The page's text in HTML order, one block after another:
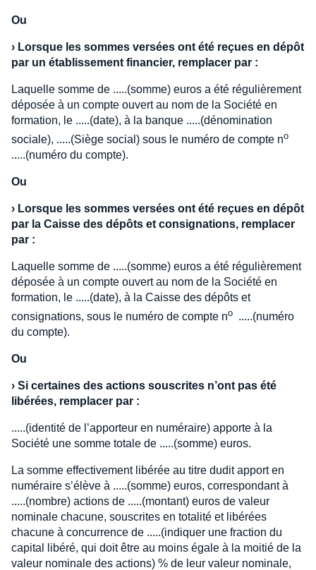
Ou
› Lorsque les sommes versées ont été reçues en dépôt
par un établissement financier, remplacer par :
Laquelle somme de .....(somme) euros a été régulièrement
déposée à un compte ouvert au nom de la Société en
formation, le .....(date), à la banque .....(dénomination
sociale), .....(Siège social) sous le numéro de compte no
.....(numéro du compte).
Ou
› Lorsque les sommes versées ont été reçues en dépôt
par la Caisse des dépôts et consignations, remplacer
par :
Laquelle somme de .....(somme) euros a été régulièrement
déposée à un compte ouvert au nom de la Société en
formation, le .....(date), à la Caisse des dépôts et
consignations, sous le numéro de compte no .....(numéro
du compte).
Ou
› Si certaines des actions souscrites n’ont pas été
libérées, remplacer par :
.....(identité de l’apporteur en numéraire) apporte à la
Société une somme totale de .....(somme) euros.
La somme effectivement libérée au titre dudit apport en
numéraire s’élève à .....(somme) euros, correspondant à
.....(nombre) actions de .....(montant) euros de valeur
nominale chacune, souscrites en totalité et libérées
chacune à concurrence de .....(indiquer une fraction du
capital libéré, qui doit être au moins égale à la moitié de la
valeur nominale des actions) % de leur valeur nominale,